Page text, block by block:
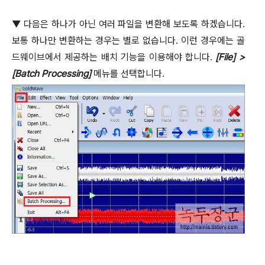
▼ 다음은 하나가 아닌 여러 파일을 변환해 보도록 하겠습니다.
보통 하나만 변환하는 경우는 별로 없습니다. 이런 경우에는 골
드웨이브에서 제공하는 배치 기능을 이용해야 합니다. [File] >
[Batch Processing] 메뉴를 선택합니다.